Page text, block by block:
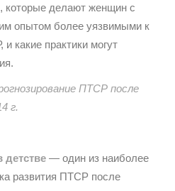
которые делают женщин с
опытом более уязвимыми к
какие практики могут
ПТСР после
г.
— один из наиболее
развития ПТСР после